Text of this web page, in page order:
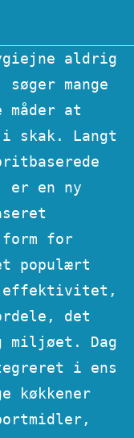
aldrig
mange
måder at
skak. Langt
er en ny
form for
populært
effektivitet,
det
miljøet. Dag
i ens
køkkener